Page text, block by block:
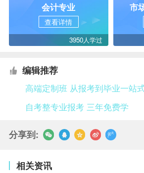
会计专业
查看详情
3950人学过
市
编辑推荐
高端定制班 从报考到毕业一站
自考整专业报考 三年免费学
分享到:
相关资讯